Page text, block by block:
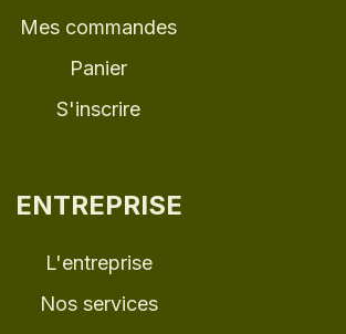
Mes commandes
Panier
S'inscrire
ENTREPRISE
L'entreprise
Nos services